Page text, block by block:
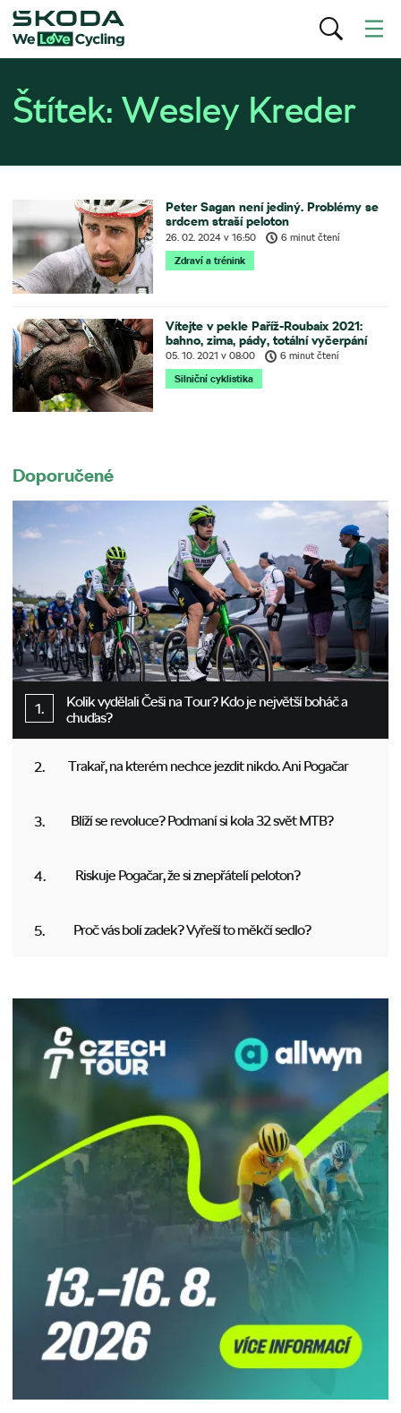
Štítek: Wesley Kreder
Peter Sagan není jediný. Problémy se
srdcem straší peloton
26. 02. 2024v 16:50
6 minut čtení
Zdraví a trénink
Vítejte v pekle Paříž-Roubaix 2021:
bahno, zima, pády, totální vyčerpání
05. 10. 2021 v 08:00
6 minut čtení
Silniční cyklistika
Doporučené
Kolik vydělali Češi na Tour? Kdo je největší boháč a
chuďas?
Trakař, na kterém nechce jezdit nikdo. Ani Pogačar
Blíží se revoluce? Podmaní si kola 32 svět MTB?
Riskuje Pogačar, že si znepřátelí peloton?
Proč vás bolí zadek? Vyřeší to měkčí sedlo?